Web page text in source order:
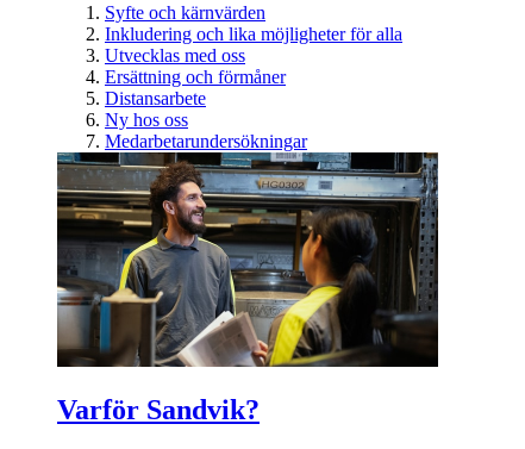
Syfte och kärnvärden
Inkludering och lika möjligheter för alla
Utvecklas med oss
Ersättning och förmåner
Distansarbete
Ny hos oss
Medarbetarundersökningar
Varför Sandvik?